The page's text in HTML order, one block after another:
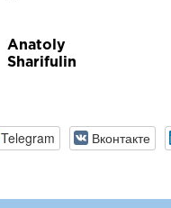
Anatoly
Sharifulin
Telegram Вконтакте